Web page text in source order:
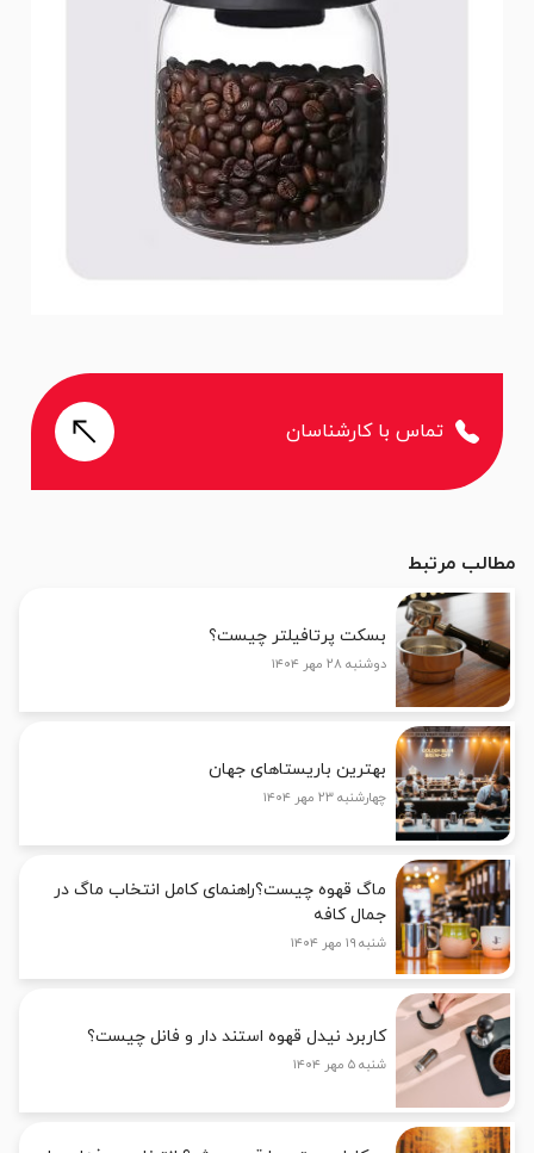
تماس با کارشناسان
مطالب مرتبط
بسکت پرتافیلتر چیست؟
دوشنبه ۲۸ مهر ۱۴۰۴
بهترین باریستاهای جهان
چهارشنبه ۲۳ مهر ۱۴۰۴
ماگ قهوه چیست؟راهنمای کامل انتخاب ماگ در
جمال کافه
شنبه ۱۹ مهر ۱۴۰۴
کاربرد نیدل قهوه استند دار و فانل چیست؟
شنبه ۵ مهر ۱۴۰۴